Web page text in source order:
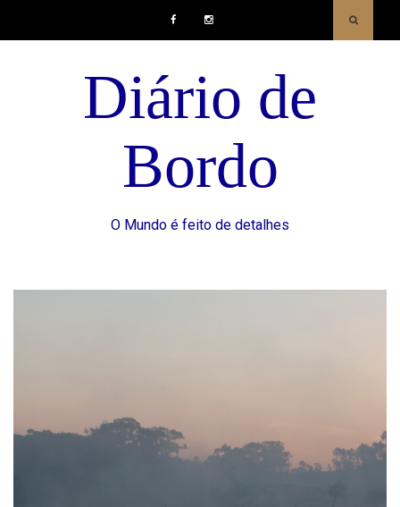
Facebook
Diário de
Bordo
O Mundo é feito de detalhes